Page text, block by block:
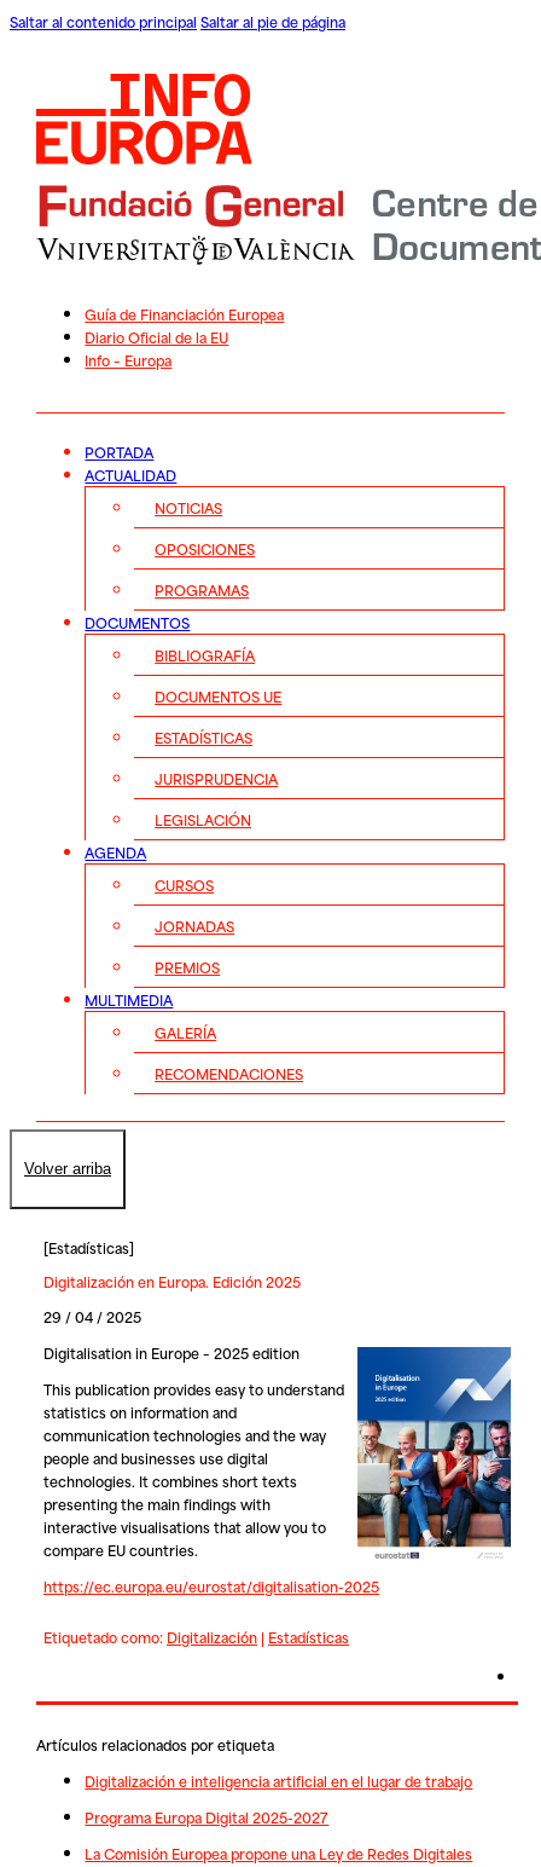
Saltar al contenido principal Saltar al pie de página
Guía de Financiación Europea
Diario Oficial de la EU
Info – Europa
PORTADA
ACTUALIDAD
NOTICIAS
OPOSICIONES
PROGRAMAS
DOCUMENTOS
BIBLIOGRAFÍA
DOCUMENTOS UE
ESTADÍSTICAS
JURISPRUDENCIA
LEGISLACIÓN
AGENDA
CURSOS
JORNADAS
PREMIOS
MULTIMEDIA
GALERÍA
RECOMENDACIONES
Volver arriba
[Estadísticas]
Digitalización en Europa. Edición 2025
29 / 04 / 2025
Digitalisation in Europe – 2025 edition
This publication provides easy to understand
statistics on information and
communication technologies and the way
people and businesses use digital
technologies. It combines short texts
presenting the main findings with
interactive visualisations that allow you to
compare EU countries.
https://ec.europa.eu/eurostat/digitalisation-2025
Etiquetado como: Digitalización| Estadísticas
Artículos relacionados por etiqueta
Digitalización e inteligencia artificial en el lugar de trabajo
Programa Europa Digital 2025-2027
La Comisión Europea propone una Ley de Redes Digitales